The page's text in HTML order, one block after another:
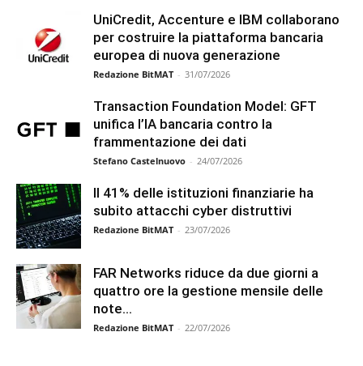
UniCredit, Accenture e IBM collaborano
per costruire la piattaforma bancaria
europea di nuova generazione
Redazione BitMAT - 31/07/2026
Transaction Foundation Model: GFT
unifica l’IA bancaria contro la
frammentazione dei dati
Stefano Castelnuovo - 24/07/2026
Il 41% delle istituzioni finanziarie ha
subito attacchi cyber distruttivi
Redazione BitMAT - 23/07/2026
FAR Networks riduce da due giorni a
quattro ore la gestione mensile delle
note...
Redazione BitMAT - 22/07/2026